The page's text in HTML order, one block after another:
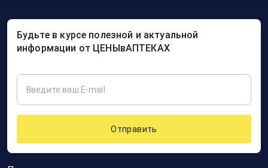
Будьте в курсе полезной и актуальной
информации от ЦЕНЫвАПТЕКАХ
Отправить